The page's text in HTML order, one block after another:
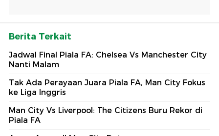
Berita Terkait
Jadwal Final Piala FA: Chelsea Vs Manchester City
Nanti Malam
Tak Ada Perayaan Juara Piala FA, Man City Fokus
ke Liga Inggris
Man City Vs Liverpool: The Citizens Buru Rekor di
Piala FA